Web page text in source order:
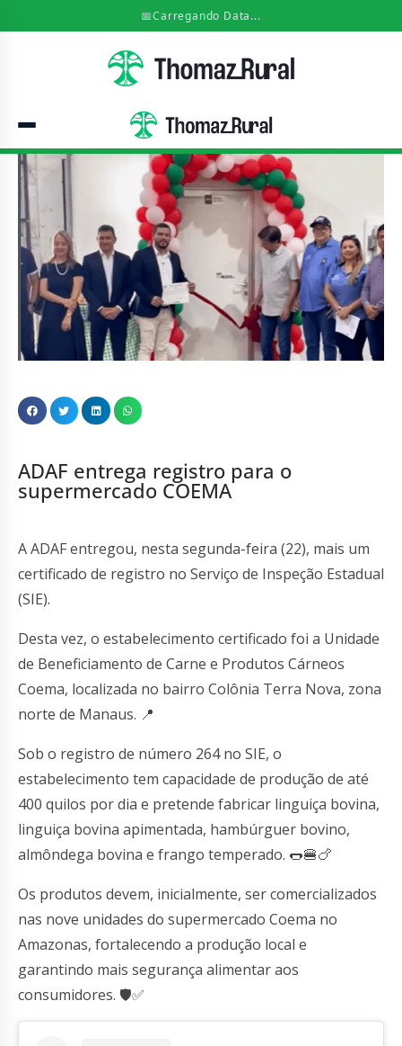
📅Carregando Data...
ADAF entrega registro para o
supermercado COEMA
A ADAF entregou, nesta segunda-feira (22), mais um
certificado de registro no Serviço de Inspeção Estadual
(SIE).
Desta vez, o estabelecimento certificado foi a Unidade
de Beneficiamento de Carne e Produtos Cárneos
Coema, localizada no bairro Colônia Terra Nova, zona
norte de Manaus. 📍
Sob o registro de número 264 no SIE, o
estabelecimento tem capacidade de produção de até
400 quilos por dia e pretende fabricar linguiça bovina,
linguiça bovina apimentada, hambúrguer bovino,
almôndega bovina e frango temperado. 🌭🍔🍗
Os produtos devem, inicialmente, ser comercializados
nas nove unidades do supermercado Coema no
Amazonas, fortalecendo a produção local e
garantindo mais segurança alimentar aos
consumidores. 🛡️✅